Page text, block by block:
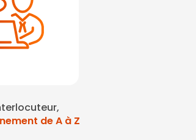
de A à Z